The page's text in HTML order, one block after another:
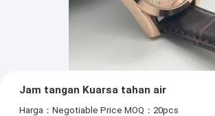
Jam tangan Kuarsa tahan air
Harga：Negotiable Price MOQ：20pcs